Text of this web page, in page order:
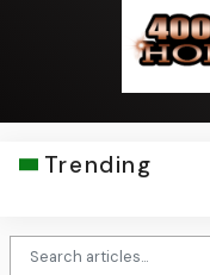
Trending